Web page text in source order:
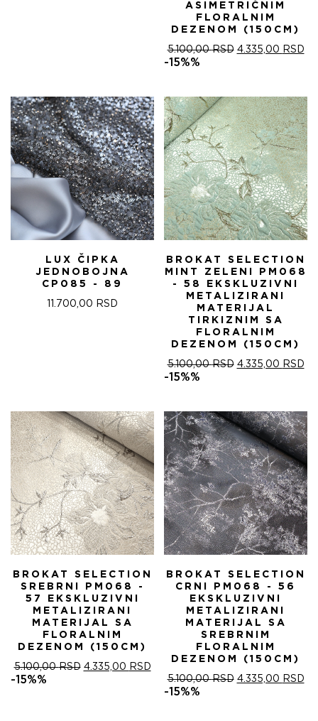
ASIMETRIČNIM
FLORALNIM
DEZENOM (150CM)
5.100,00RSD ОРИГИНАЛНА
5.100,00 RSD.
4.335,00 RSD
-15%%
LUX ČIPKA
JEDNOBOJNA
CP085 - 89
11.700,00 RSD
BROKAT SELECTION
MINT ZELENI PM068
- 58 EKSKLUZIVNI
METALIZIRANI
MATERIJAL
TIRKIZNIM SA
FLORALNIM
DEZENOM (150CM)
5.100,00RSD ОРИГИНАЛНА
5.100,00 RSD.
4.335,00 RSD
-15%%
BROKAT SELECTION
SREBRNI PM068 -
57 EKSKLUZIVNI
METALIZIRANI
MATERIJAL SA
FLORALNIM
DEZENOM (150CM)
5.100,00RSD ОРИГИНАЛНА
4.335,00 RSDТРЕНУТНА
ЦЕНА
-15%%
BROKAT SELECTION
CRNI PM068 - 56
EKSKLUZIVNI
METALIZIRANI
MATERIJAL SA
SREBRNIM
FLORALNIM
DEZENOM (150CM)
5.100,00RSD ОРИГИНАЛНА
4.335,00 RSD
-15%%